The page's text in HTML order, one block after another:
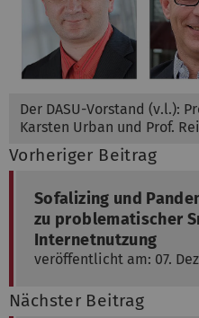
Der DASU-Vorstand (v.l.):
Karsten Urban und Prof.
Vorheriger Beitrag
Sofalizing und
zu problematischer
Internetnutzung
veröffentlicht am: 07.
Nächster Beitrag